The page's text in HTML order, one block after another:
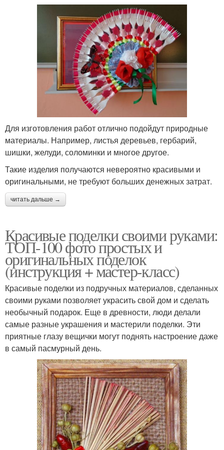
Для изготовления работ отлично подойдут природные
материалы. Например, листья деревьев, гербарий,
шишки, желуди, соломинки и многое другое.
Такие изделия получаются невероятно красивыми и
оригинальными, не требуют больших денежных затрат.
читать дальше →
Красивые поделки своими руками:
ТОП-100 фото простых и
оригинальных поделок
(инструкция + мастер-класс)
Красивые поделки из подручных материалов, сделанных
своими руками позволяет украсить свой дом и сделать
необычный подарок. Еще в древности, люди делали
самые разные украшения и мастерили поделки. Эти
приятные глазу вещички могут поднять настроение даже
в самый пасмурный день.